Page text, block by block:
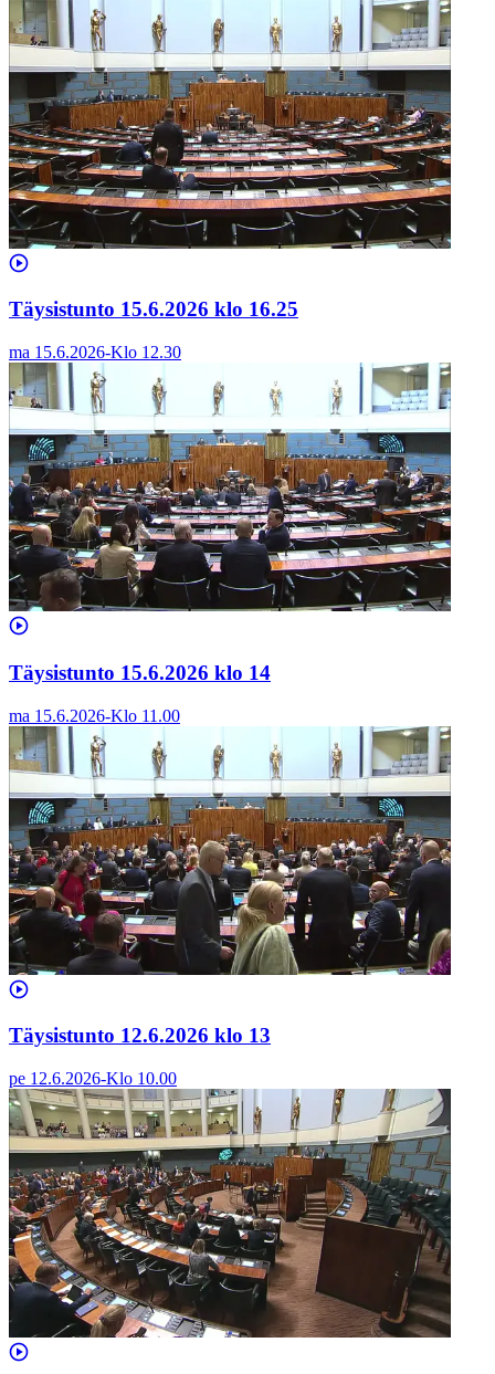
Täysistunto 15.6.2026 klo 16.25
ma 15.6.2026-Klo 12.30
Täysistunto 15.6.2026 klo 14
ma 15.6.2026-Klo 11.00
Täysistunto 12.6.2026 klo 13
pe 12.6.2026-Klo 10.00